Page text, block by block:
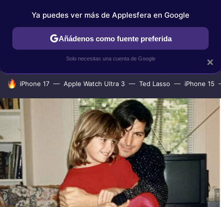
IPHONE TUTORIALES APPLESFERA SELECCIÓN
HOY SE HABLA DE
iPhone 17 Apple Watch Ultra 3 Ted Lasso iPhone 15
×
Ya puedes ver más de Applesfera en Google
Añádenos como fuente preferida
Solo necesitas una cuenta de Google